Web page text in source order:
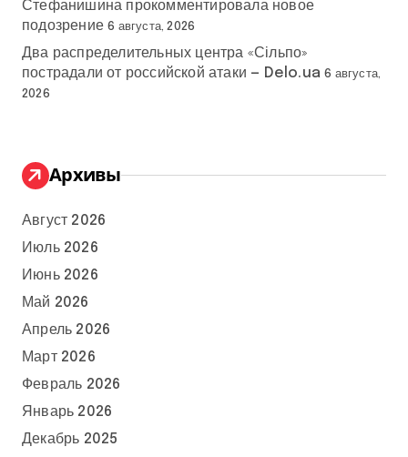
Стефанишина прокомментировала новое
подозрение 6 августа, 2026
Два распределительных центра «Сільпо»
пострадали от российской атаки — Delo.ua 6 августа,
2026
Архивы
Август 2026
Июль 2026
Июнь 2026
Май 2026
Апрель 2026
Март 2026
Февраль 2026
Январь 2026
Декабрь 2025